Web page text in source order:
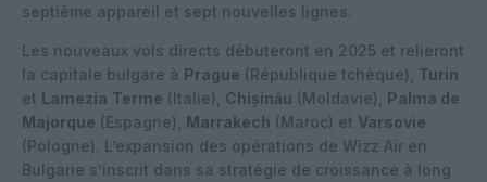
septième appareil et sept nouvelles lignes.
Les nouveaux vols directs débuteront en 2025 et relieront
la capitale bulgare à Prague (République tchèque), Turin
et Lamezia Terme (Italie), Chișinău (Moldavie), Palma de
Majorque (Espagne), Marrakech (Maroc) et Varsovie
(Pologne). L’expansion des opérations de Wizz Air en
Bulgarie s’inscrit dans sa stratégie de croissance à long